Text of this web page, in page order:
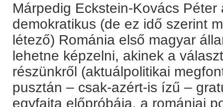
Márpedig Eckstein-Kovács
demokratikus (de ez idő szerint
létező) Románia első magyar
lehetne képzelni, akinek a
részünkről (aktuálpolitikai
pusztán – csak-azért-is ízű –
egyfajta előpróbája, a romániai